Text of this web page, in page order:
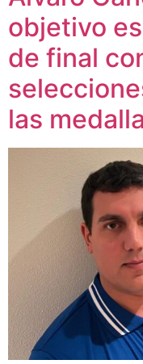
objetivo
de final
las